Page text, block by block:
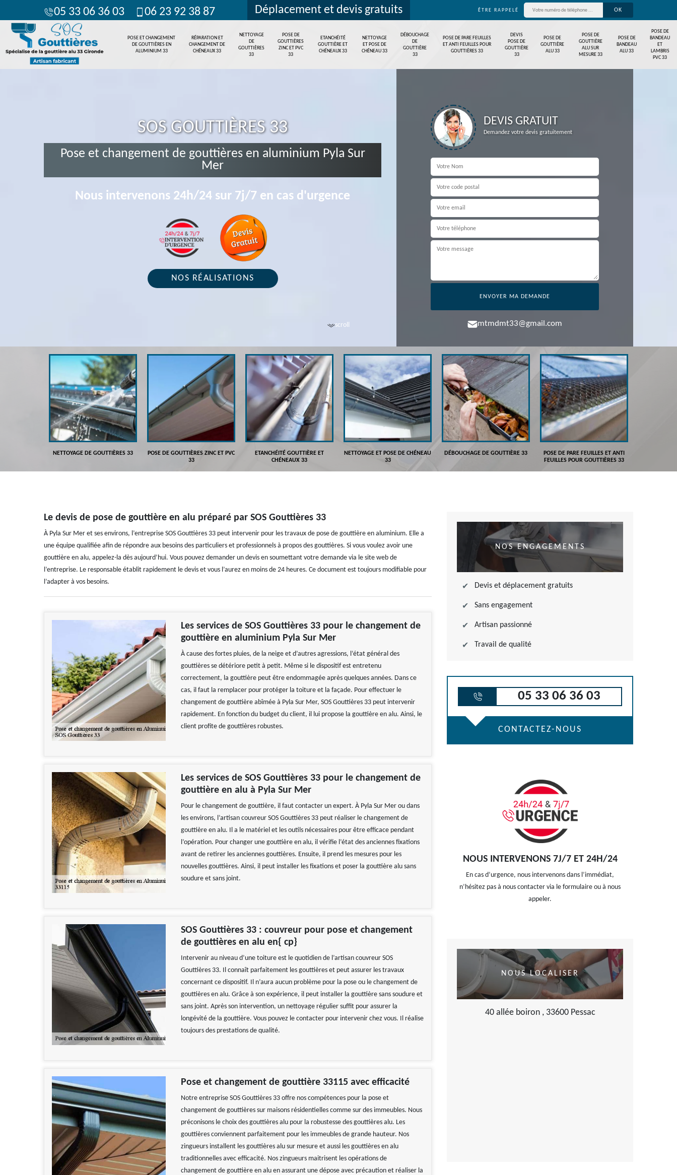
05 33 06 36 03 06 23 92 38 87 Déplacement et devis gratuits ÊTRE RAPPELÉ
POSE ET CHANGEMENT
DE GOUTTIÈRES EN
ALUMINIUM 33
RÉPARATION ET
CHANGEMENT DE
CHÉNEAUX 33
NETTOYAGE
DE
GOUTTIÈRES
33
POSE DE
GOUTTIÈRES
ZINC ET PVC
33
ETANCHÉITÉ
GOUTTIÈRE ET
CHÉNEAUX 33
NETTOYAGE
ET POSE DE
CHÉNEAU 33
DÉBOUCHAGE
DE
GOUTTIÈRE
33
POSE DE PARE FEUILLES
ET ANTI FEUILLES POUR
GOUTTIÈRES 33
DEVIS
POSE DE
GOUTTIÈRE
33
POSE DE
GOUTTIÈRE
ALU 33
POSE DE
GOUTTIÈRE
ALU SUR
MESURE 33
POSE DE
BANDEAU
ALU 33
POSE DE
BANDEAU
ET
LAMBRIS
PVC 33
scroll
SOS GOUTTIÈRES 33
Pose et changement de gouttières en aluminium Pyla Sur
Mer
Nous intervenons 24h/24 sur 7j/7 en cas d'urgence
NOS RÉALISATIONS
DEVIS GRATUIT
Demandez votre devis gratuitement
mtmdmt33@gmail.com
NETTOYAGE DE GOUTTIÈRES 33
POSE DE GOUTTIÈRES ZINC ET PVC
33
ETANCHÉITÉ GOUTTIÈRE ET
CHÉNEAUX 33
NETTOYAGE ET POSE DE CHÉNEAU
33
DÉBOUCHAGE DE GOUTTIÈRE 33
POSE DE PARE FEUILLES ET ANTI
FEUILLES POUR GOUTTIÈRES 33
Le devis de pose de gouttière en alu préparé par SOS Gouttières 33
À Pyla Sur Mer et ses environs, l’entreprise SOS Gouttières 33 peut intervenir pour les travaux de pose de gouttière en aluminium. Elle a
une équipe qualifiée afin de répondre aux besoins des particuliers et professionnels à propos des gouttières. Si vous voulez avoir une
gouttière en alu, appelez-la dès aujourd’hui. Vous pouvez demander un devis en soumettant votre demande via le site web de
l’entreprise. Le responsable établit rapidement le devis et vous l’aurez en moins de 24 heures. Ce document est toujours modifiable pour
l’adapter à vos besoins.
Les services de SOS Gouttières 33 pour le changement de
gouttière en aluminium Pyla Sur Mer
À cause des fortes pluies, de la neige et d’autres agressions, l’état général des
gouttières se détériore petit à petit. Même si le dispositif est entretenu
correctement, la gouttière peut être endommagée après quelques années. Dans ce
cas, il faut la remplacer pour protéger la toiture et la façade. Pour effectuer le
changement de gouttière abîmée à Pyla Sur Mer, SOS Gouttières 33 peut intervenir
rapidement. En fonction du budget du client, il lui propose la gouttière en alu. Ainsi, le
client profite de gouttières robustes.
Les services de SOS Gouttières 33 pour le changement de
gouttière en alu à Pyla Sur Mer
Pour le changement de gouttière, il faut contacter un expert. À Pyla Sur Mer ou dans
les environs, l’artisan couvreur SOS Gouttières 33 peut réaliser le changement de
gouttière en alu. Il a le matériel et les outils nécessaires pour être efficace pendant
l’opération. Pour changer une gouttière en alu, il vérifie l’état des anciennes fixations
avant de retirer les anciennes gouttières. Ensuite, il prend les mesures pour les
nouvelles gouttières. Ainsi, il peut installer les fixations et poser la gouttière alu sans
soudure et sans joint.
SOS Gouttières 33 : couvreur pour pose et changement
de gouttières en alu en{ cp}
Intervenir au niveau d’une toiture est le quotidien de l’artisan couvreur SOS
Gouttières 33. Il connaît parfaitement les gouttières et peut assurer les travaux
concernant ce dispositif. Il n’aura aucun problème pour la pose ou le changement de
gouttières en alu. Grâce à son expérience, il peut installer la gouttière sans soudure et
sans joint. Après son intervention, un nettoyage régulier suffit pour assurer la
longévité de la gouttière. Vous pouvez le contacter pour intervenir chez vous. Il réalise
toujours des prestations de qualité.
Pose et changement de gouttière 33115 avec efficacité
Notre entreprise SOS Gouttières 33 offre nos compétences pour la pose et
changement de gouttières sur maisons résidentielles comme sur des immeubles. Nous
préconisons le choix des gouttières alu pour la robustesse des gouttières alu. Les
gouttières conviennent parfaitement pour les immeubles de grande hauteur. Nos
zingueurs installent les gouttières alu sur mesure et aussi les gouttières en alu
traditionnelles avec efficacité. Nos zingueurs maitrisent les opérations de
changement de gouttière en alu en assurant une dépose avec précaution et réaliser la
NOS ENGAGEMENTS
Devis et déplacement gratuits
Sans engagement
Artisan passionné
Travail de qualité
05 33 06 36 03
CONTACTEZ-NOUS
NOUS INTERVENONS 7J/7 ET 24H/24
En cas d’urgence, nous intervenons dans l’immédiat,
n’hésitez pas à nous contacter via le formulaire ou à nous
appeler.
NOUS LOCALISER
40 allée boiron , 33600 Pessac